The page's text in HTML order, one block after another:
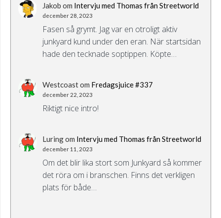
Jakob om Intervju med Thomas från Streetworld
december 28, 2023
Fasen så grymt. Jag var en otroligt aktiv
junkyard kund under den eran. När startsidan
hade den tecknade soptippen. Köpte…
Westcoastom Fredagsjuice #337
december 22, 2023
Riktigt nice intro!
Luringom Intervju med Thomas från Streetworld
december 11, 2023
Om det blir lika stort som Junkyard så kommer
det röra om i branschen. Finns det verkligen
plats för både…